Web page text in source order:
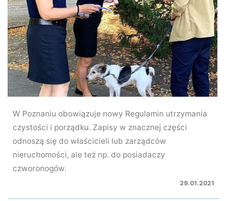
W Poznaniu obowiązuje nowy Regulamin utrzymania
czystości i porządku. Zapisy w znacznej części
odnoszą się do właścicieli lub zarządców
nieruchomości, ale też np. do posiadaczy
czworonogów.
29.01.2021